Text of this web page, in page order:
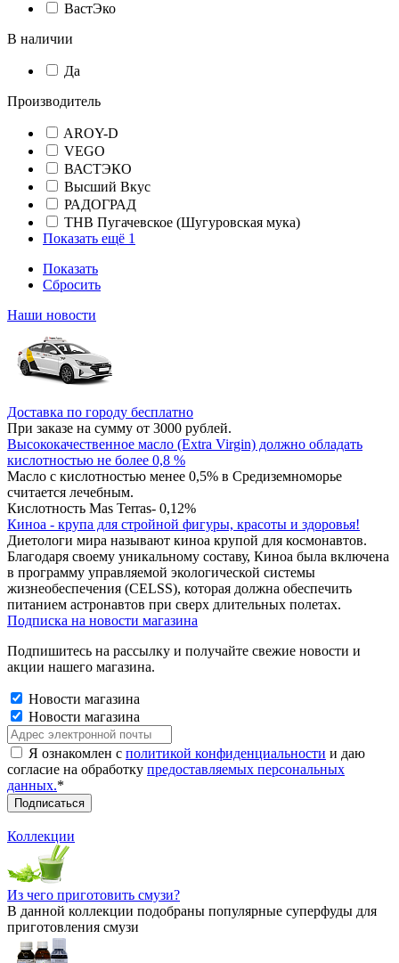
ВастЭко
В наличии
Да
Производитель
AROY-D
VEGO
ВАСТЭКО
Высший Вкус
РАДОГРАД
ТНВ Пугачевское (Шугуровская мука)
Показать ещё 1
Показать
Сбросить
Наши новости
Доставка по городу бесплатно
При заказе на сумму от 3000 рублей.
Высококачественное масло (Extra Virgin) должно обладать
кислотностью не более 0,8 %
Масло с кислотностью менее 0,5% в Средиземноморье
считается лечебным.
Кислотность Mas Terras- 0,12%
Киноа - крупа для стройной фигуры, красоты и здоровья!
Диетологи мира называют киноа крупой для космонавтов.
Благодаря своему уникальному составу, Киноа была включена
в программу управляемой экологической системы
жизнеобеспечения (CELSS), которая должна обеспечить
питанием астронавтов при сверх длительных полетах.
Подписка на новости магазина
Подпишитесь на рассылку и получайте свежие новости и
акции нашего магазина.
Новости магазина
Новости магазина
Я ознакомлен с политикой конфиденциальности и даю
согласие на обработку предоставляемых персональных
данных.*
Коллекции
Из чего приготовить смузи?
В данной коллекции подобраны популярные суперфуды для
приготовления смузи